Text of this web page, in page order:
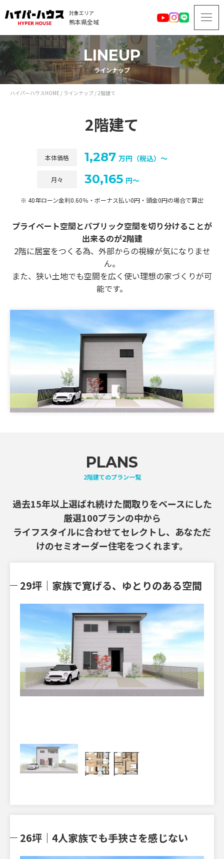
対象エリア
熊本県全域
LINEUP
ラインナップ
ハイパーハウスHOME / ラインナップ /2階建て
2階建て
本体価格 1,287 万円（税込）～
月々 30,165 円～
40年ローン金利0.60％・ボーナス払い0円・頭金0円の場合で算出
プライベート空間とパブリック空間を切り分けることが
出来るのが2階建
2階に居室をつくる為、外部からの視線が気になりませ
ん。
また、狭い土地でも空間を広く使い理想の家づくりが可
能です。
PLANS
2階建てのプラン一覧
過去15年以上選ばれ続けた間取りをベースにした
厳選100プランの中から
ライフスタイルに合わせてセレクトし、あなただ
けのセミオーダー住宅をつくれます。
29坪｜家族で寛げる、ゆとりのある空間
26坪｜4人家族でも手狭さを感じない